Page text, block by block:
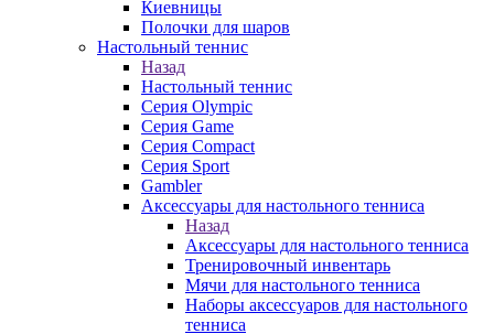
Киевницы
Полочки для шаров
Настольный теннис
Назад
Настольный теннис
Серия Olympic
Серия Game
Серия Compact
Серия Sport
Gambler
Аксессуары для настольного тенниса
Назад
Аксессуары для настольного тенниса
Тренировочный инвентарь
Мячи для настольного тенниса
Наборы аксессуаров для настольного
тенниса